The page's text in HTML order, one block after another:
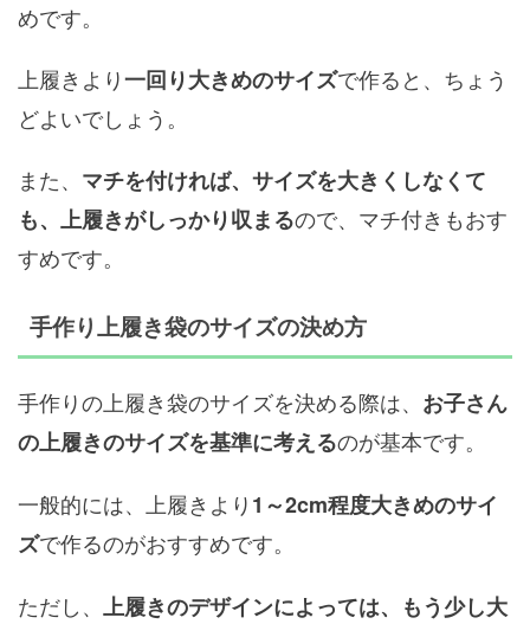
めです。
上履きより一回り大きめのサイズで作ると、ちょう
どよいでしょう。
また、 マチを付ければ、サイズを大きくしなくて
も、上履きがしっかり収まるので、マチ付きもおす
すめです。
手作り上履き袋のサイズの決め方
手作りの上履き袋のサイズを決める際は、 お子さん
の上履きのサイズを基準に考えるのが基本です。
一般的には、上履きより1～2cm程度大きめのサイ
ズで作るのがおすすめです。
ただし、 上履きのデザインによっては、もう少し大